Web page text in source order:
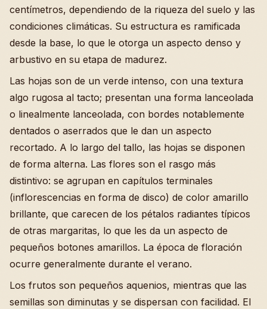
centímetros, dependiendo de la riqueza del suelo y las
condiciones climáticas. Su estructura es ramificada
desde la base, lo que le otorga un aspecto denso y
arbustivo en su etapa de madurez.
Las hojas son de un verde intenso, con una textura
algo rugosa al tacto; presentan una forma lanceolada
o linealmente lanceolada, con bordes notablemente
dentados o aserrados que le dan un aspecto
recortado. A lo largo del tallo, las hojas se disponen
de forma alterna. Las flores son el rasgo más
distintivo: se agrupan en capítulos terminales
(inflorescencias en forma de disco) de color amarillo
brillante, que carecen de los pétalos radiantes típicos
de otras margaritas, lo que les da un aspecto de
pequeños botones amarillos. La época de floración
ocurre generalmente durante el verano.
Los frutos son pequeños aquenios, mientras que las
semillas son diminutas y se dispersan con facilidad. El